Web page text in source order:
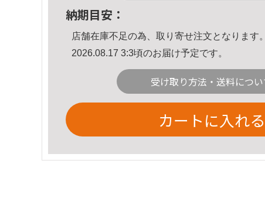
納期目安：
店舗在庫不足の為、取り寄せ注文となります。
2026.08.17 3:3頃のお届け予定です。
受け取り方法・送料につい
カートに入れる